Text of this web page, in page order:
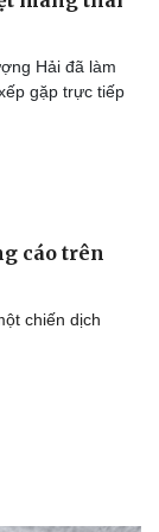
Hải đã làm
gặp trực tiếp
cáo trên